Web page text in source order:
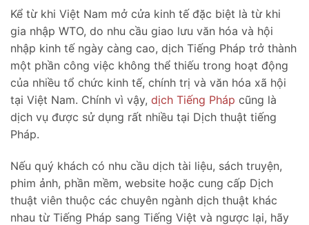
Kể từ khi Việt Nam mở cửa kinh tế đặc biệt là từ khi
gia nhập WTO, do nhu cầu giao lưu văn hóa và hội
nhập kinh tế ngày càng cao, dịch Tiếng Pháp trở thành
một phần công việc không thể thiếu trong hoạt động
của nhiều tổ chức kinh tế, chính trị và văn hóa xã hội
tại Việt Nam. Chính vì vậy, dịch Tiếng Pháp cũng là
dịch vụ được sử dụng rất nhiều tại Dịch thuật tiếng
Pháp.
Nếu quý khách có nhu cầu dịch tài liệu, sách truyện,
phim ảnh, phần mềm, website hoặc cung cấp Dịch
thuật viên thuộc các chuyên ngành dịch thuật khác
nhau từ Tiếng Pháp sang Tiếng Việt và ngược lại, hãy